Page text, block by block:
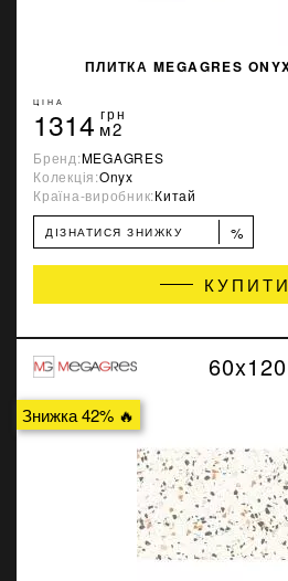
ПЛИТКА MEGAGRES
ЦІНА
1314 грн
м2
Бренд:MEGAGRES
Колекція:Onyx
Країна-виробник:Китай
ДІЗНАТИСЯ ЗНИЖКУ %
КУПИТИ
Знижка 42% 🔥
60x120